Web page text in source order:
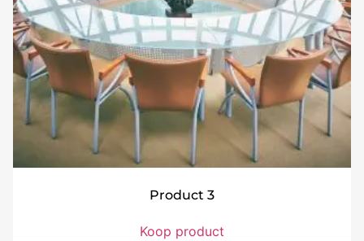
Product 3
Koop product